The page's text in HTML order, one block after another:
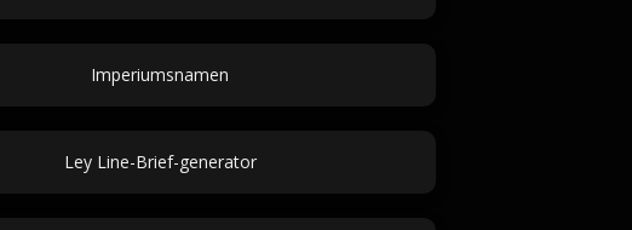
Imperiumsnamen
Ley Line-Brief-generator